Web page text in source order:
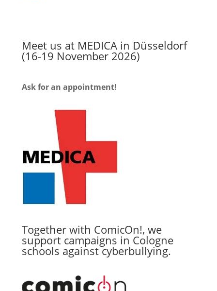
Meet us at MEDICA in Düsseldorf
(16-19 November 2026)
Ask for an appointment!
Together with ComicOn!, we
support campaigns in Cologne
schools against cyberbullying.